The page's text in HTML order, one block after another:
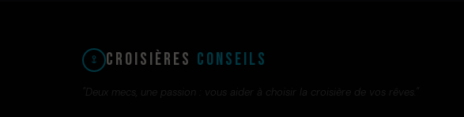
Croisières Conseils
"Deux mecs, une passion : vous aider à choisir la croisière de vos rêves."